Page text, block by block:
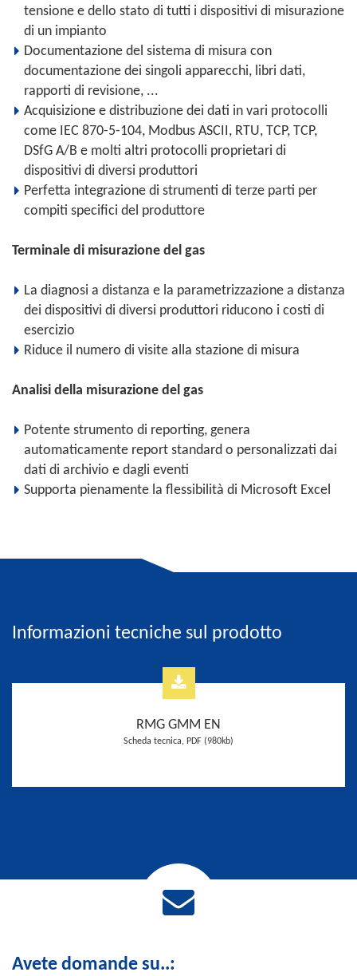
tensione e dello stato di tutti i dispositivi di misurazione
di un impianto
Documentazione del sistema di misura con
documentazione dei singoli apparecchi, libri dati,
rapporti di revisione, ...
Acquisizione e distribuzione dei dati in vari protocolli
come IEC 870-5-104, Modbus ASCII, RTU, TCP, TCP,
DSfG A/B e molti altri protocolli proprietari di
dispositivi di diversi produttori
Perfetta integrazione di strumenti di terze parti per
compiti specifici del produttore
Terminale di misurazione del gas
La diagnosi a distanza e la parametrizzazione a distanza
dei dispositivi di diversi produttori riducono i costi di
esercizio
Riduce il numero di visite alla stazione di misura
Analisi della misurazione del gas
Potente strumento di reporting, genera
automaticamente report standard o personalizzati dai
dati di archivio e dagli eventi
Supporta pienamente la flessibilità di Microsoft Excel
Informazioni tecniche sul prodotto
RMG GMM EN
Scheda tecnica, PDF (980kb)
Avete domande su..: